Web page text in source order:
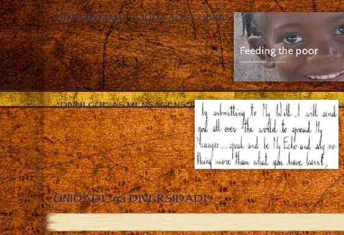
BETH MYRIAM – AJUDA AOS POBRES
“DIVULGUE AS MENSAGENS”!
UNIDADE na DIVERSIDADE